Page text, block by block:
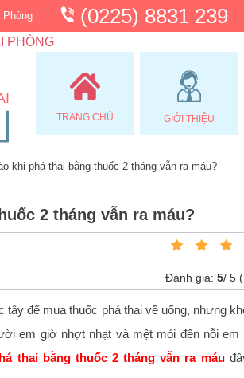
Phòng (0225) 8831 239
PHÒNG
TRANG CHỦ GIỚI THIỆU
khi phá thai bằng thuốc 2 tháng vẫn ra máu?
2 tháng vẫn ra máu?
Đánh giá: 5/ 5 (
để mua thuốc phá thai về uống, nhưng
em giờ nhợt nhạt và mệt mỏi đến nỗi em
thai bằng thuốc 2 tháng vẫn ra máu